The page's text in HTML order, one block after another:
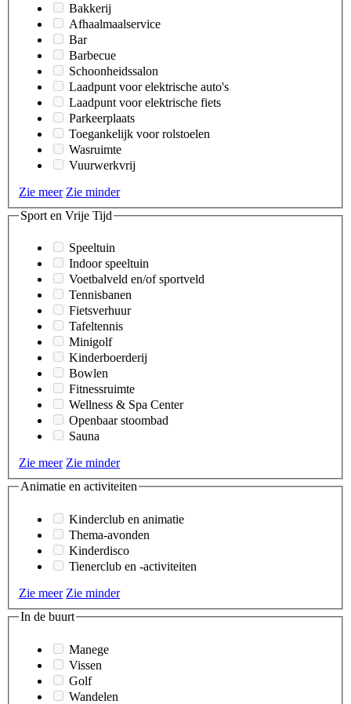
Bakkerij
Afhaalmaalservice
Bar
Barbecue
Schoonheidssalon
Laadpunt voor elektrische auto's
Laadpunt voor elektrische fiets
Parkeerplaats
Toegankelijk voor rolstoelen
Wasruimte
Vuurwerkvrij
Zie meer Zie minder
Sport en Vrije Tijd
Speeltuin
Indoor speeltuin
Voetbalveld en/of sportveld
Tennisbanen
Fietsverhuur
Tafeltennis
Minigolf
Kinderboerderij
Bowlen
Fitnessruimte
Wellness & Spa Center
Openbaar stoombad
Sauna
Zie meer Zie minder
Animatie en activiteiten
Kinderclub en animatie
Thema-avonden
Kinderdisco
Tienerclub en -activiteiten
Zie meer Zie minder
In de buurt
Manege
Vissen
Golf
Wandelen